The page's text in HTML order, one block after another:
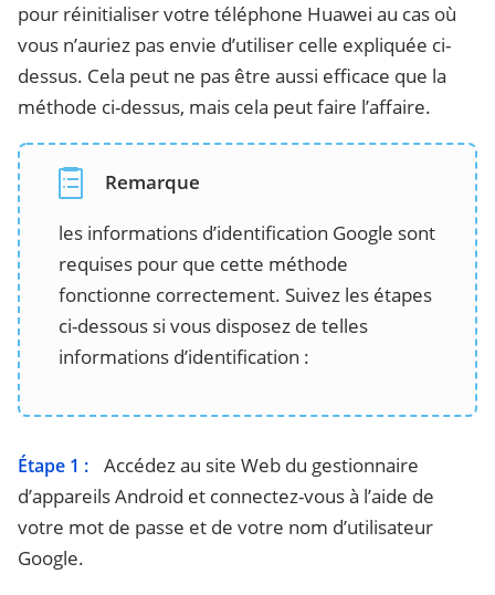
pour réinitialiser votre téléphone Huawei au cas où
vous n’auriez pas envie d’utiliser celle expliquée ci-
dessus. Cela peut ne pas être aussi efficace que la
méthode ci-dessus, mais cela peut faire l’affaire.
Remarque
les informations d’identification Google sont
requises pour que cette méthode
fonctionne correctement. Suivez les étapes
ci-dessous si vous disposez de telles
informations d’identification :
Étape 1 :
Accédez au site Web du gestionnaire
d’appareils Android et connectez-vous à l’aide de
votre mot de passe et de votre nom d’utilisateur
Google.